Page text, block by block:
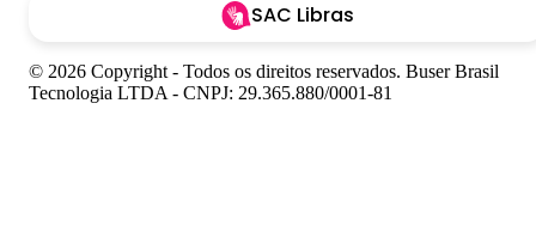
SAC Libras
© 2026 Copyright - Todos os direitos reservados. Buser Brasil
Tecnologia LTDA - CNPJ: 29.365.880/0001-81